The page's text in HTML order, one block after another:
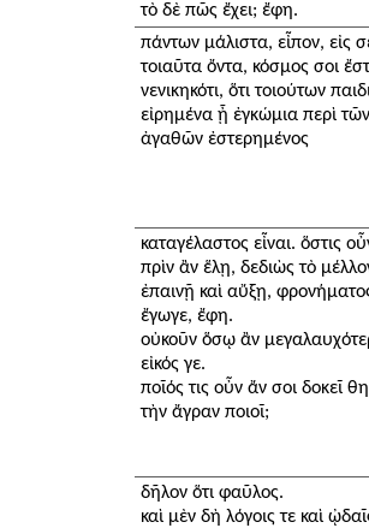
τὸ δὲ πῶς ἔχει; ἔφη.
πάντων μάλιστα, εἶπον, εἰς
τοιαῦτα ὄντα, κόσμος σοι
νενικηκότι, ὅτι τοιούτων
εἰρημένα ᾖ ἐγκώμια περὶ
ἀγαθῶν ἐστερημένος
καταγέλαστος εἶναι. ὅστις
πρὶν ἂν ἕλῃ, δεδιὼς τὸ
ἐπαινῇ καὶ αὔξῃ,
ἔγωγε, ἔφη.
οὐκοῦν ὅσῳ ἂν
εἰκός γε.
ποῖός τις οὖν ἄν σοι δοκεῖ
τὴν ἄγραν ποιοῖ;
δῆλον ὅτι φαῦλος.
καὶ μὲν δὴ λόγοις τε καὶ